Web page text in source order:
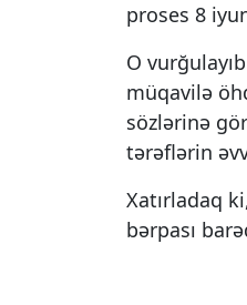
proses 8
O
müqavilə
sözlərinə
tərəflərin
Xatırladaq
bərpası